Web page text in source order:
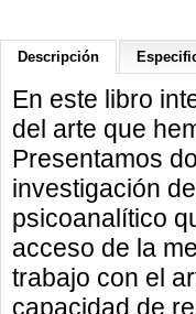
Descripción
En este libro
del arte que
Presentamos
investigación
psicoanalítico
acceso de la
trabajo con el
capacidad de